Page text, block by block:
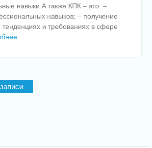
навыки А также КПК – это: –
навыков; – получение
и требованиях в сфере